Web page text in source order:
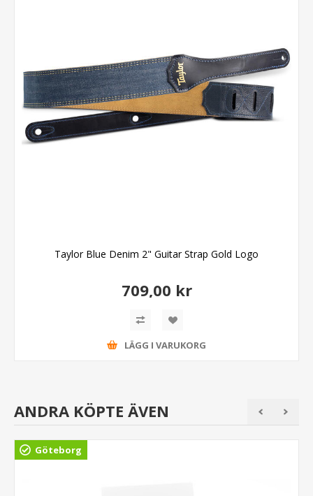
Taylor Blue Denim 2" Guitar Strap Gold Logo
709,00 kr
LÄGG I VARUKORG
ANDRA KÖPTE ÄVEN
Göteborg